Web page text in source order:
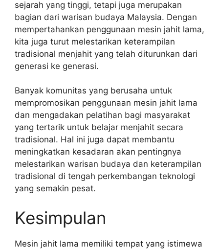
sejarah yang tinggi, tetapi juga merupakan
bagian dari warisan budaya Malaysia. Dengan
mempertahankan penggunaan mesin jahit lama,
kita juga turut melestarikan keterampilan
tradisional menjahit yang telah diturunkan dari
generasi ke generasi.
Banyak komunitas yang berusaha untuk
mempromosikan penggunaan mesin jahit lama
dan mengadakan pelatihan bagi masyarakat
yang tertarik untuk belajar menjahit secara
tradisional. Hal ini juga dapat membantu
meningkatkan kesadaran akan pentingnya
melestarikan warisan budaya dan keterampilan
tradisional di tengah perkembangan teknologi
yang semakin pesat.
Kesimpulan
Mesin jahit lama memiliki tempat yang istimewa